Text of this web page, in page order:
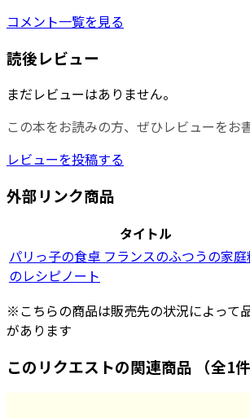
コメント一覧を見る
読後レビュー
まだレビューはありません。
この本をお読みの方、ぜひレビューをお
レビューを投稿する
外部リンク商品
タイトル
パリっ子の食卓 フランスのふつうの家
のレシピノート
※こちらの商品は販売先の状況によって
があります
このリクエストの関連商品 （全1件